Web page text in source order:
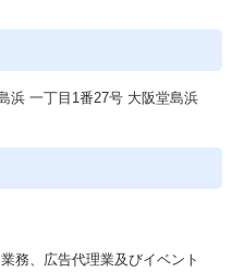
浜 一丁目1番27号 大阪堂島浜
務、広告代理業及びイベント